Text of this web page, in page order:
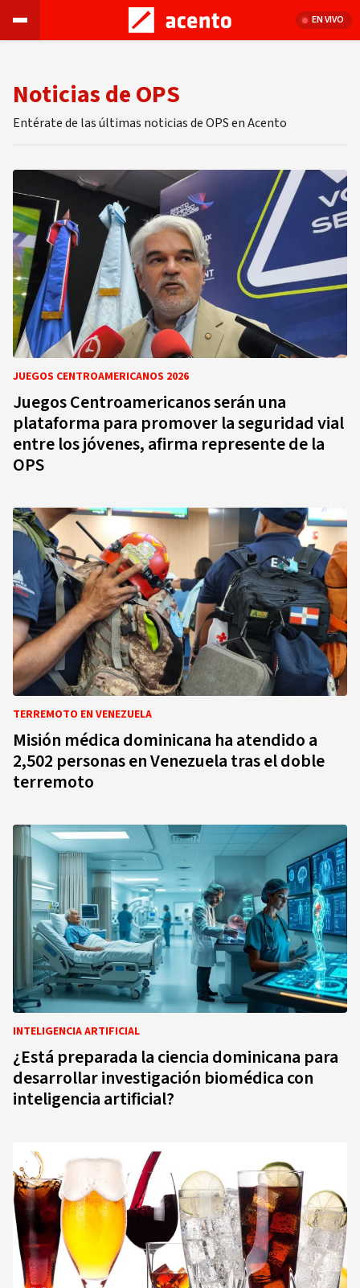
EN VIVO
Noticias de OPS
Entérate de las últimas noticias de OPS en Acento
JUEGOS CENTROAMERICANOS 2026
Juegos Centroamericanos serán una
plataforma para promover la seguridad vial
entre los jóvenes, afirma represente de la
OPS
TERREMOTO EN VENEZUELA
Misión médica dominicana ha atendido a
2,502 personas en Venezuela tras el doble
terremoto
INTELIGENCIA ARTIFICIAL
¿Está preparada la ciencia dominicana para
desarrollar investigación biomédica con
inteligencia artificial?